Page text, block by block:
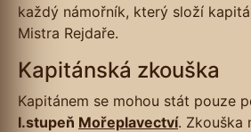
každý námořník, který složí
Mistra Rejdaře.
Kapitánská zkouška
Kapitánem se mohou stát pouze
I.stupeň Mořeplavectví. Zkouška